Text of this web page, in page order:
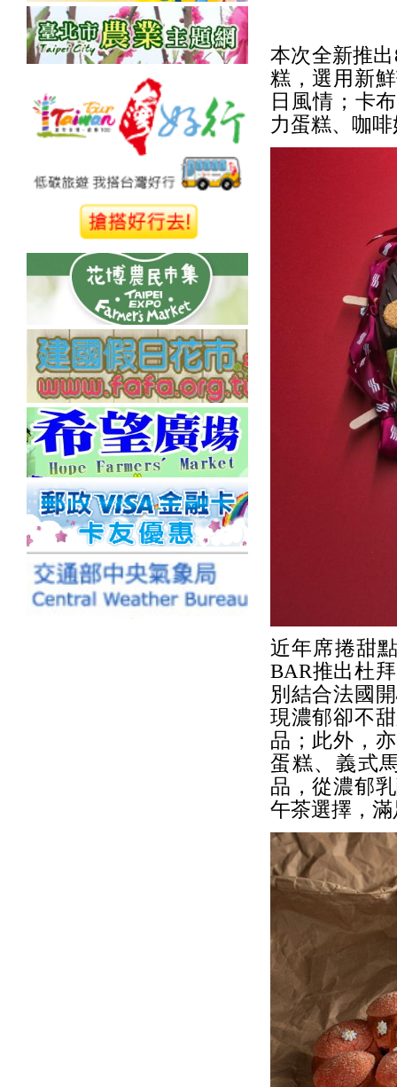
本次全新推
糕，選用新
日風情；卡
力蛋糕、咖
近年席捲甜
BAR推出杜
別結合法國
現濃郁卻不
品；此外，
蛋糕、義式
品，從濃郁
午茶選擇，